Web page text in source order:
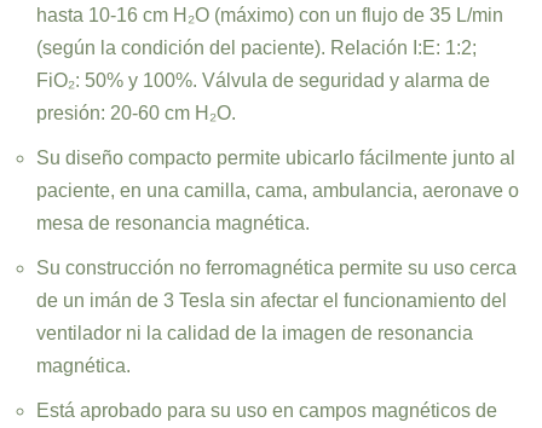
hasta 10-16 cm H₂O (máximo) con un flujo de 35 L/min
(según la condición del paciente). Relación I:E: 1:2;
FiO₂: 50% y 100%. Válvula de seguridad y alarma de
presión: 20-60 cm H₂O.
Su diseño compacto permite ubicarlo fácilmente junto al
paciente, en una camilla, cama, ambulancia, aeronave o
mesa de resonancia magnética.
Su construcción no ferromagnética permite su uso cerca
de un imán de 3 Tesla sin afectar el funcionamiento del
ventilador ni la calidad de la imagen de resonancia
magnética.
Está aprobado para su uso en campos magnéticos de